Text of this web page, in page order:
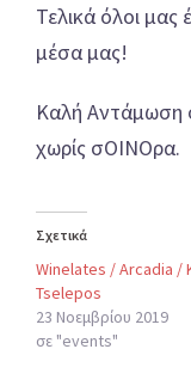
Τελικά όλοι
μέσα μας!
Καλή Αντάμωση
χωρίς σΟΙΝΟρα.
Σχετικά
Winelates / Arcadia /
Tselepos
23 Νοεμβρίου 2019
σε "events"